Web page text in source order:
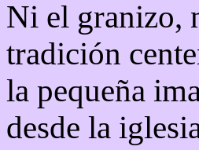
Ni el granizo,
tradición
la pequeña
desde la